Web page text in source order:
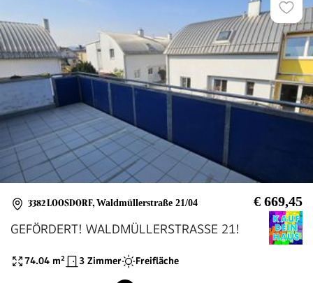
3382 LOOSDORF, Waldmüllerstraße 21/04 € 669,45
GEFÖRDERT! WALDMÜLLERSTRASSE 21!
74.04 m² 3 Zimmer Freifläche